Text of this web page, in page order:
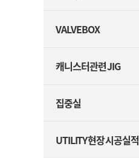
VALVE BOX
캐니스터 관련 JIG
집중실
UTILITY 현장 시공 실적